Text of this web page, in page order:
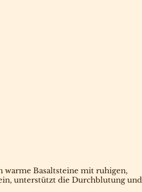
warme Basaltsteine mit ruhigen,
unterstützt die Durchblutung und